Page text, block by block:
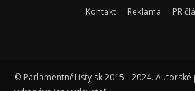
Kontakt Reklama PR
© ParlamentnéListy.sk 2015 - 2024.